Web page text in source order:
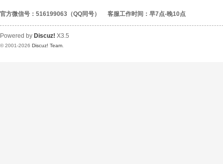
官方微信号：516199063（QQ同号） 客服工作时间：早7点-晚10点
Powered by Discuz! X3.5
© 2001-2026 Discuz! Team